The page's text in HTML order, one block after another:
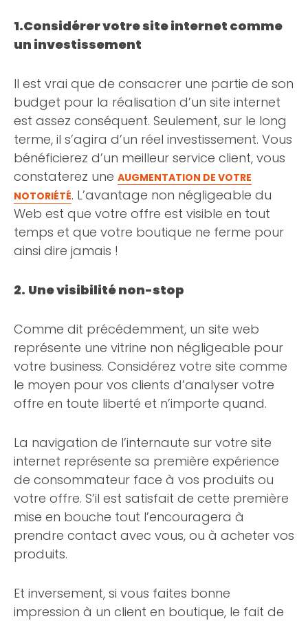
1.Considérer votre site internet comme
un investissement
Il est vrai que de consacrer une partie de son
budget pour la réalisation d’un site internet
est assez conséquent. Seulement, sur le long
terme, il s’agira d’un réel investissement. Vous
bénéficierez d’un meilleur service client, vous
constaterez une AUGMENTATION DE VOTRE
NOTORIÉTÉ. L’avantage non négligeable du
Web est que votre offre est visible en tout
temps et que votre boutique ne ferme pour
ainsi dire jamais !
2. Une visibilité non-stop
Comme dit précédemment, un site web
représente une vitrine non négligeable pour
votre business. Considérez votre site comme
le moyen pour vos clients d’analyser votre
offre en toute liberté et n’importe quand.
La navigation de l’internaute sur votre site
internet représente sa première expérience
de consommateur face à vos produits ou
votre offre. S’il est satisfait de cette première
mise en bouche tout l’encouragera à
prendre contact avec vous, ou à acheter vos
produits.
Et inversement, si vous faites bonne
impression à un client en boutique, le fait de